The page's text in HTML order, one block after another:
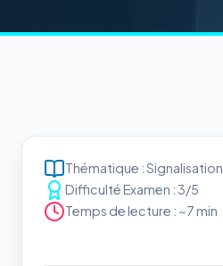
Thématique : Signalisation
Difficulté Examen : 3/5
Temps de lecture : ~7 min